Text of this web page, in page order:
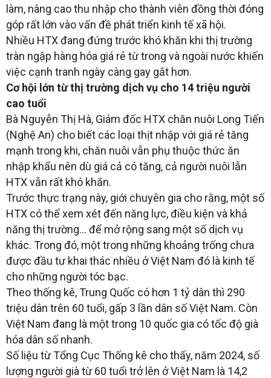
làm, nâng cao thu nhập cho thành viên đồng thời đóng
góp rất lớn vào vấn đề phát triển kinh tế xã hội.
Nhiều HTX đang đứng trước khó khăn khi thị trường
tràn ngập hàng hóa giá rẻ từ trong và ngoài nước khiến
việc cạnh tranh ngày càng gay gắt hơn.
Cơ hội lớn từ thị trường dịch vụ cho 14 triệu người
cao tuổi
Bà Nguyễn Thị Hà, Giám đốc HTX chăn nuôi Long Tiến
(Nghệ An) cho biết các loại thịt nhập với giá rẻ tăng
mạnh trong khi, chăn nuôi vẫn phụ thuộc thức ăn
nhập khẩu nên dù giá cả có tăng, cả người nuôi lẫn
HTX vẫn rất khó khăn.
Trước thực trạng này, giới chuyên gia cho rằng, một số
HTX có thể xem xét đến năng lực, điều kiện và khả
năng thị trường… để mở rộng sang một số dịch vụ
khác. Trong đó, một trong những khoảng trống chưa
được đầu tư khai thác nhiều ở Việt Nam đó là kinh tế
cho những người tóc bạc.
Theo thống kê, Trung Quốc có hơn 1 tỷ dân thì 290
triệu dân trên 60 tuổi, gấp 3 lần dân số Việt Nam. Còn
Việt Nam đang là một trong 10 quốc gia có tốc độ già
hóa dân số nhanh.
Số liệu từ Tổng Cục Thống kê cho thấy, năm 2024, số
lượng người già từ 60 tuổi trở lên ở Việt Nam là 14,2